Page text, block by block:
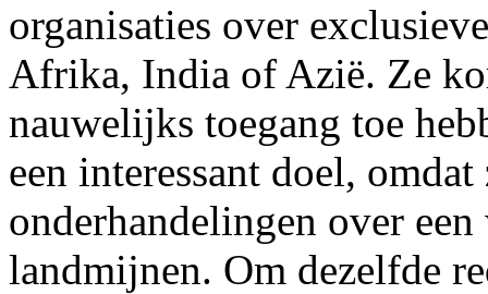
organisaties over
Afrika, India of Azië. Ze
nauwelijks toegang toe
een interessant doel,
onderhandelingen over
landmijnen. Om dezelfde